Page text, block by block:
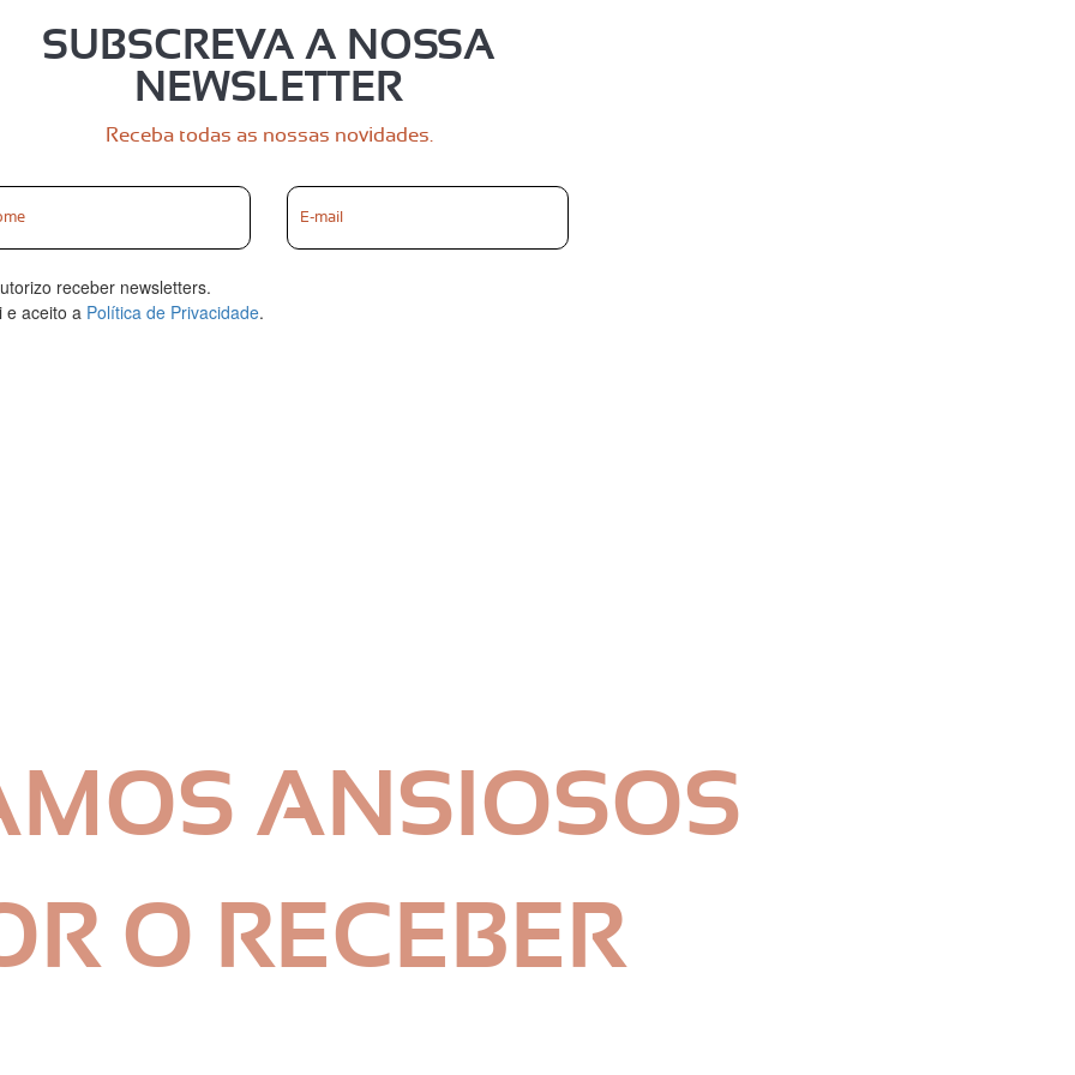
SUBSCREVA A NOSSA
NEWSLETTER
Receba todas as nossas novidades.
receber newsletters.
aceito a Política de Privacidade.
ANSIOSOS
O RECEBER